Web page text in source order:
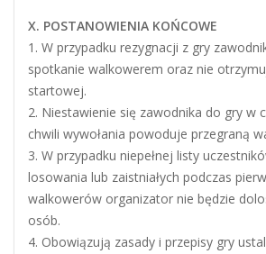
X. POSTANOWIENIA KOŃCOWE
1. W przypadku rezygnacji z gry
spotkanie walkowerem oraz nie
startowej.
2. Niestawienie się zawodnika do gry w
chwili wywołania powoduje przegraną
3. W przypadku niepełnej listy
losowania lub zaistniałych podczas
walkowerów organizator nie będzie
osób.
4. Obowiązują zasady i przepisy gry